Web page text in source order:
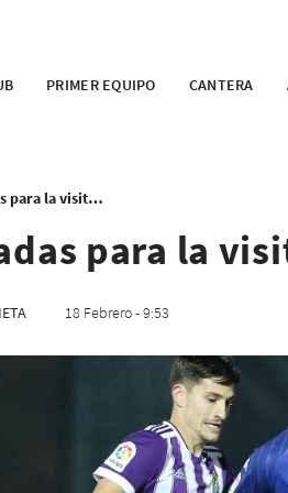
PRIMER EQUIPO CANTERA
Venta de entradas para la visita al Real Valladolid
para la
18 Febrero - 9:53